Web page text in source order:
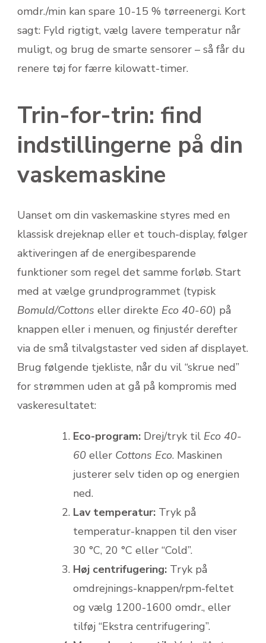
omdr./min kan spare 10-15 % tørreenergi. Kort
sagt: Fyld rigtigt, vælg lavere temperatur når
muligt, og brug de smarte sensorer – så får du
renere tøj for færre kilowatt-timer.
Trin-for-trin: find
indstillingerne på din
vaskemaskine
Uanset om din vaskemaskine styres med en
klassisk drejeknap eller et touch-display, følger
aktiveringen af de energibesparende
funktioner som regel det samme forløb. Start
med at vælge grundprogrammet (typisk
Bomuld/Cottons eller direkte Eco 40-60) på
knappen eller i menuen, og finjustér derefter
via de små tilvalgstaster ved siden af displayet.
Brug følgende tjekliste, når du vil “skrue ned”
for strømmen uden at gå på kompromis med
vaskeresultatet:
Eco-program: Drej/tryk til Eco 40-
60 eller Cottons Eco. Maskinen
justerer selv tiden op og energien
ned.
Lav temperatur: Tryk på
temperatur-knappen til den viser
30 °C, 20 °C eller “Cold”.
Høj centrifugering: Tryk på
omdrejnings-knappen/rpm-feltet
og vælg 1200-1600 omdr., eller
tilføj “Ekstra centrifugering”.